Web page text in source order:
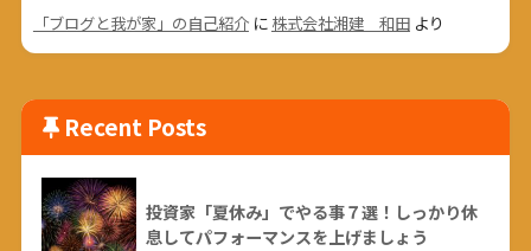
「ブログと我が家」の自己紹介に 株式会社湘建 和田より
Recent Posts
投資家「夏休み」でやる事７選！しっかり休
息してパフォーマンスを上げましょう